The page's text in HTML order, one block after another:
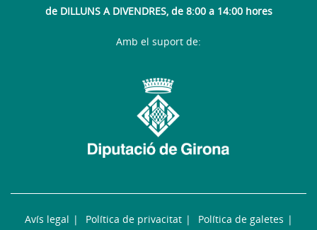
de DILLUNS A DIVENDRES, de 8:00 a 14:00 hores
Avís legal Política de privacitat Política de galetes
Amb el suport de: